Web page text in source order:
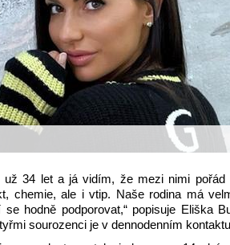
už 34 let a já vidím, že mezi nimi pořád
chemie, ale i vtip. Naše rodina má
hodně podporovat,“ popisuje Eliška
sourozenci je v dennodenním